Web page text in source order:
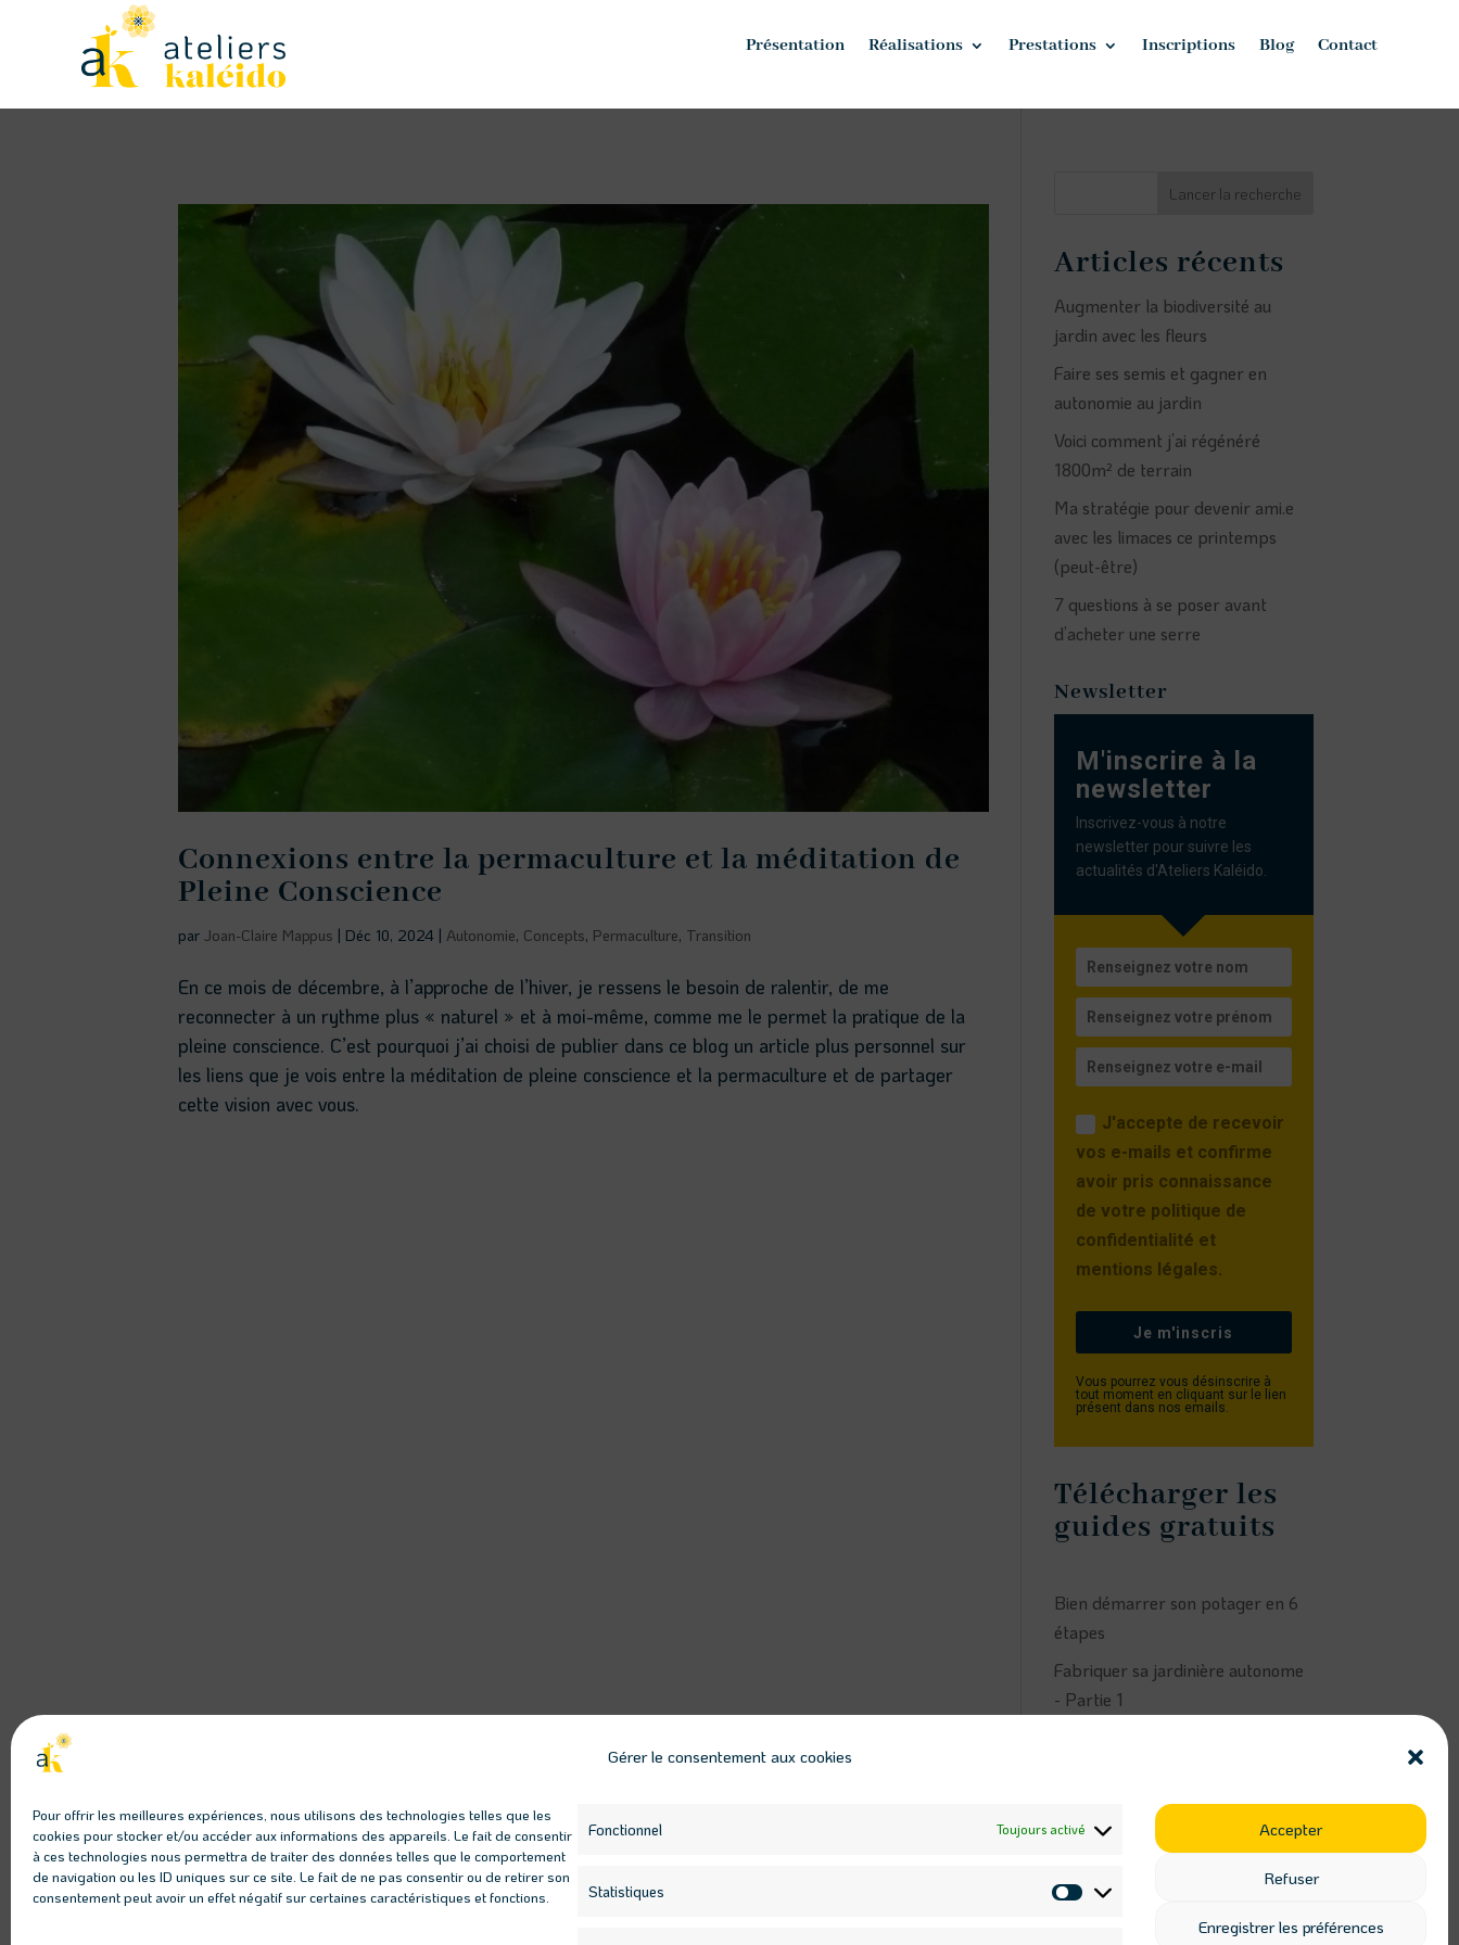
Gérer le consentement aux cookies
Pour offrir les meilleures expériences, nous utilisons des technologies telles que les
cookies pour stocker et/ou accéder aux informations des appareils. Le fait de consentir
à ces technologies nous permettra de traiter des données telles que le comportement
de navigation ou les ID uniques sur ce site. Le fait de ne pas consentir ou de retirer son
consentement peut avoir un effet négatif sur certaines caractéristiques et fonctions.
Fonctionnel Toujours activé
Statistiques
Statistiques
Accepter
Refuser
Enregistrer les préférences
Présentation Réalisations Prestations Inscriptions Blog Contact
Connexions entre la permaculture et la méditation de
Pleine Conscience
parJoan-Claire Mappus | Déc 10, 2024 | Autonomie, Concepts, Permaculture, Transition
En ce mois de décembre, à l’approche de l’hiver, je ressens le besoin de ralentir, de me
reconnecter à un rythme plus « naturel » et à moi-même, comme me le permet la pratique de la
pleine conscience. C’est pourquoi j’ai choisi de publier dans ce blog un article plus personnel sur
les liens que je vois entre la méditation de pleine conscience et la permaculture et de partager
cette vision avec vous.
Lancer la recherche
Articles récents
Augmenter la biodiversité au
jardin avec les fleurs
Faire ses semis et gagner en
autonomie au jardin
Voici comment j’ai régénéré
1800m² de terrain
Ma stratégie pour devenir ami.e
avec les limaces ce printemps
(peut-être)
7 questions à se poser avant
d’acheter une serre
Newsletter
M'inscrire à la
newsletter
Inscrivez-vous à notre
newsletter pour suivre les
actualités d'Ateliers Kaléido.
J'accepte de recevoir
vos e-mails et confirme
avoir pris connaissance
de votre politique de
confidentialité et
mentions légales.
Je m'inscris
Vous pourrez vous désinscrire à
tout moment en cliquant sur le lien
présent dans nos emails.
Télécharger les
guides gratuits
Bien démarrer son potager en 6
étapes
Fabriquer sa jardinière autonome
- Partie 1
Suivez Ateliers
Kaléido sur les
réseaux